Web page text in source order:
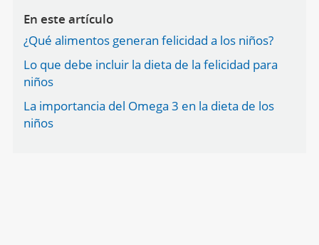
En este artículo
¿Qué alimentos generan felicidad a los niños?
Lo que debe incluir la dieta de la felicidad para
niños
La importancia del Omega 3 en la dieta de los
niños